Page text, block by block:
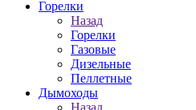
Горелки
Назад
Горелки
Газовые
Дизельные
Пеллетные
Дымоходы
Назад